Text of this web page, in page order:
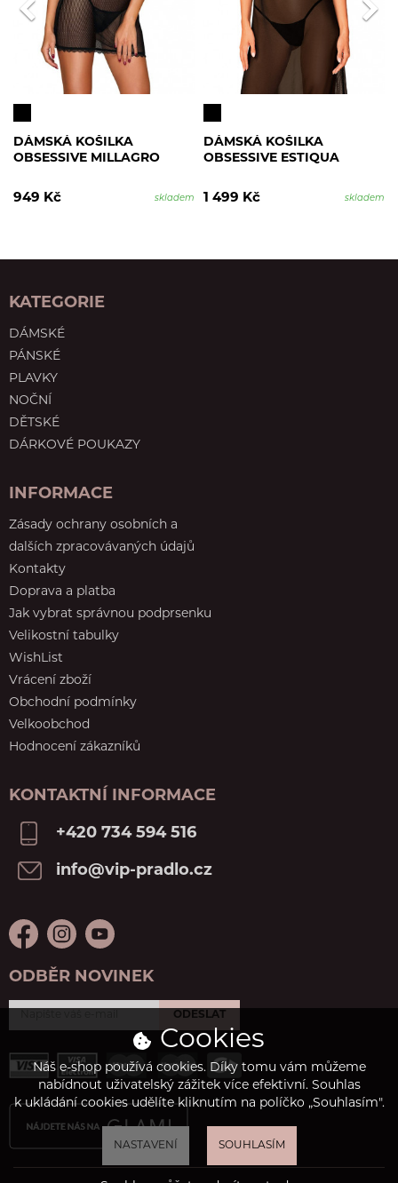
DÁMSKÁ KOŠILKA
OBSESSIVE MILLAGRO
949 Kč skladem
DÁMSKÁ KOŠILKA
OBSESSIVE ESTIQUA
1 499 Kč skladem
KATEGORIE
DÁMSKÉ
PÁNSKÉ
PLAVKY
NOČNÍ
DĚTSKÉ
DÁRKOVÉ POUKAZY
INFORMACE
Zásady ochrany osobních a
dalších zpracovávaných údajů
Kontakty
Doprava a platba
Jak vybrat správnou podprsenku
Velikostní tabulky
WishList
Vrácení zboží
Obchodní podmínky
Velkoobchod
Hodnocení zákazníků
KONTAKTNÍ INFORMACE
+420 734 594 516
info@vip-pradlo.cz
ODBĚR NOVINEK
ODESLAT
Cookies
Náš e-shop používá cookies. Díky tomu vám můžeme
nabídnout uživatelský zážitek více efektivní. Souhlas
k ukládání cookies udělíte kliknutím na políčko „Souhlasím".
NASTAVENÍ SOUHLASÍM